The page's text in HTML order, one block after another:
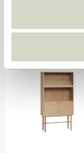
Tilføj til kurv